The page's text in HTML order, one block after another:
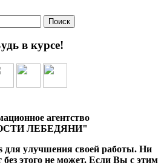
в курсе!
агентство
ЛЕБЕДЯНИ"
для улучшения своей работы. Ни
этого не может. Если Вы с этим